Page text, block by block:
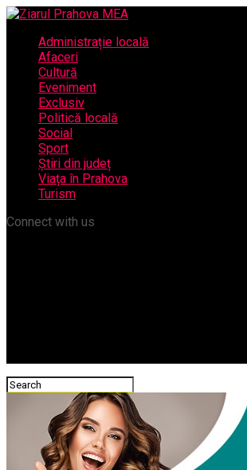
Administrație locală
Afaceri
Cultură
Eveniment
Exclusiv
Politică locală
Social
Sport
Știri din județ
Viața în Prahova
Turism
Connect with us